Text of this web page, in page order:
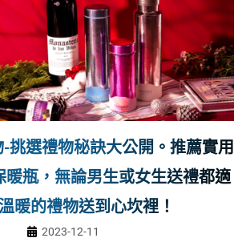
挑選禮物秘訣大公開。推薦實用
暖瓶，無論男生或女生送禮都適
暖的禮物送到心坎裡！
2023-12-11